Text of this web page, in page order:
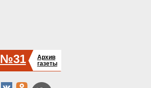
№31
Архив
газеты